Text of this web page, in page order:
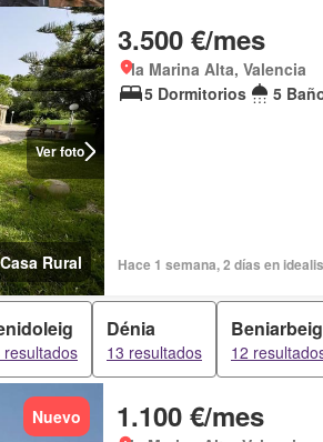
Ver foto
Casa Rural
3.500 €/mes
la Marina Alta, Valencia
5 Dormitorios
5
Hace 1 semana, 2 días en
resultados
Dénia
13 resultados
Beniarbeig
12
Nuevo 1.100 €/mes